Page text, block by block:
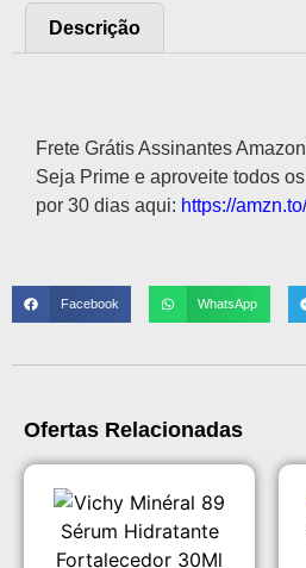
Descrição
Frete Grátis Assinantes
Seja Prime e aproveite todos
por 30 dias aqui: https://
Facebook WhatsApp
Ofertas Relacionadas